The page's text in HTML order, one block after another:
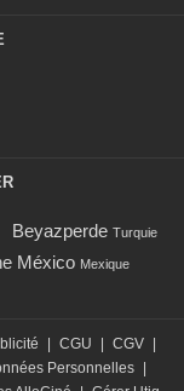
Beyazperde Turquie
México Mexique
CGU CGV
Personnelles